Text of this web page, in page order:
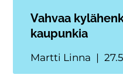
Vahvaa
kaupunkia
Martti Linna